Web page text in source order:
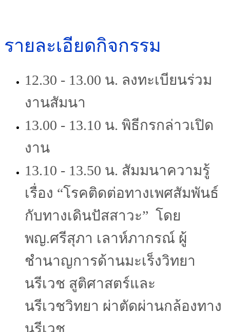
รายละเอียดกิจกรรม
12.30 - 13.00 น. ลงทะเบียนร่วม
งานสัมนา
13.00 - 13.10 น. พิธีกรกล่าวเปิด
งาน
13.10 - 13.50 น. สัมมนาความรู้
เรื่อง “โรคติดต่อทางเพศสัมพันธ์
กับทางเดินปัสสาวะ” โดย
พญ.ศรีสุภา เลาห์ภากรณ์ ผู้
ชำนาญการด้านมะเร็งวิทยา
นรีเวช สูติศาสตร์และ
นรีเวชวิทยา ผ่าตัดผ่านกล้องทาง
นรีเวช